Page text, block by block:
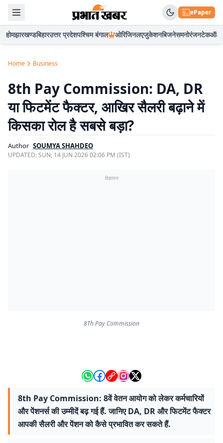
ePaper
होमझारखण्डबिहारउत्तर प्रदेशपश्चिम बंगाल ओरिजिनलएजुकेशनबिजनेसमनोरंजनटेकऑटो
Home Business
8th Pay Commission: DA, DR
या फिटमेंट फैक्टर, आखिर सैलरी बढ़ाने में
किसका रोल है सबसे बड़ा?
Author SOUMYA SHAHDEO
UPDATED:SUN, 14 JUN 2026 02:06 PM (IST)
विज्ञापन
8Th Pay Commission
8th Pay Commission: 8वें वेतन आयोग को लेकर कर्मचारियों
और पेंशनर्स की उम्मीदें बढ़ गई हैं. जानिए DA, DR और फिटमेंट फैक्टर
आपकी सैलरी और पेंशन को कैसे प्रभावित कर सकते हैं.